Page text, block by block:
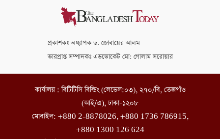
প্রকাশকঃ অধ্যাপক ড. জোবায়ের আলম
ভারপ্রাপ্ত সম্পাদকঃ এডভোকেট মো: গোলাম সরোয়ার
কার্যালয় : বিটিটিসি বিল্ডিং (লেভেল:০৩), ২৭০/বি, তেজগাঁও
(আই/এ), ঢাকা-১২০৮
মোবাইল: +880 2-8878026, +880 1736 786915,
+880 1300 126 624